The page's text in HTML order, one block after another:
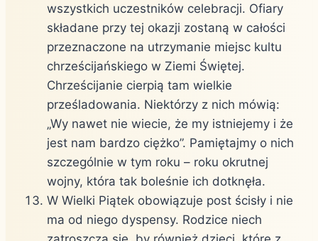
wszystkich uczestników celebracji. Ofiary
składane przy tej okazji zostaną w całości
przeznaczone na utrzymanie miejsc kultu
chrześcijańskiego w Ziemi Świętej.
Chrześcijanie cierpią tam wielkie
prześladowania. Niektórzy z nich mówią:
„Wy nawet nie wiecie, że my istniejemy i że
jest nam bardzo ciężko”. Pamiętajmy o nich
szczególnie w tym roku – roku okrutnej
wojny, która tak boleśnie ich dotknęła.
W Wielki Piątek obowiązuje post ścisły i nie
ma od niego dyspensy. Rodzice niech